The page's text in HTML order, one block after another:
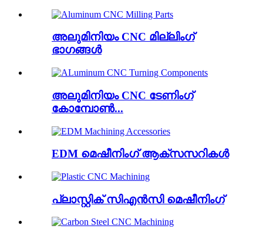
അലുമിനിയം CNC മില്ലിംഗ്
ഭാഗങ്ങൾ
അലുമിനിയം CNC ടേണിംഗ്
കോമ്പോൺ...
EDM മെഷീനിംഗ് ആക്സസറികൾ
പ്ലാസ്റ്റിക് സിഎൻസി മെഷീനിംഗ്